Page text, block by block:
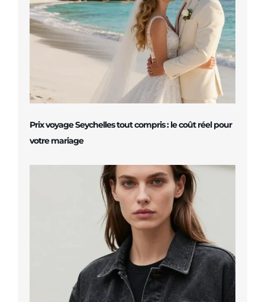
Prix voyage Seychelles tout compris : le coût réel pour
votre mariage